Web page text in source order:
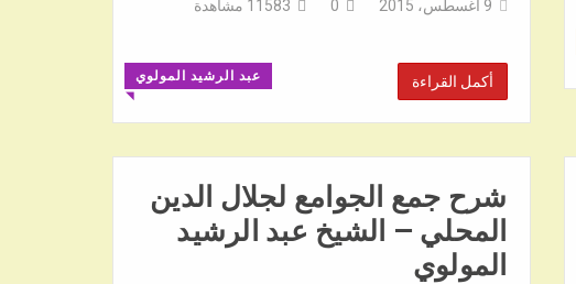
9 أغسطس، 2015 0
11583 مشاهدة
عبد الرشيد المولوي
◥
أكمل القراءة
شرح جمع الجوامع لجلال الدين
المحلي – الشيخ عبد الرشيد
المولوي